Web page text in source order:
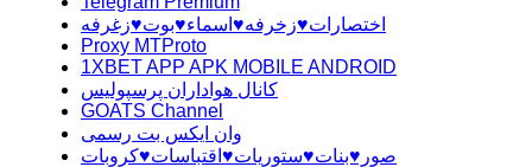
اختصارات♥️زخرفه♥️اسماء♥️بوت♥️زغرفه
Proxy MTProto
1XBET APP APK MOBILE ANDROID
کانال هواداران پرسپولیس
GOATS Channel
وان ایکس بت رسمی
صور♥️بنات♥️ستوريات♥️اقتباسات♥️كروبات